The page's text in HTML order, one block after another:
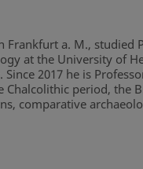
Frankfurt a. M.,
at the University of
2017 he is
Chalcolithic period, the
comparative